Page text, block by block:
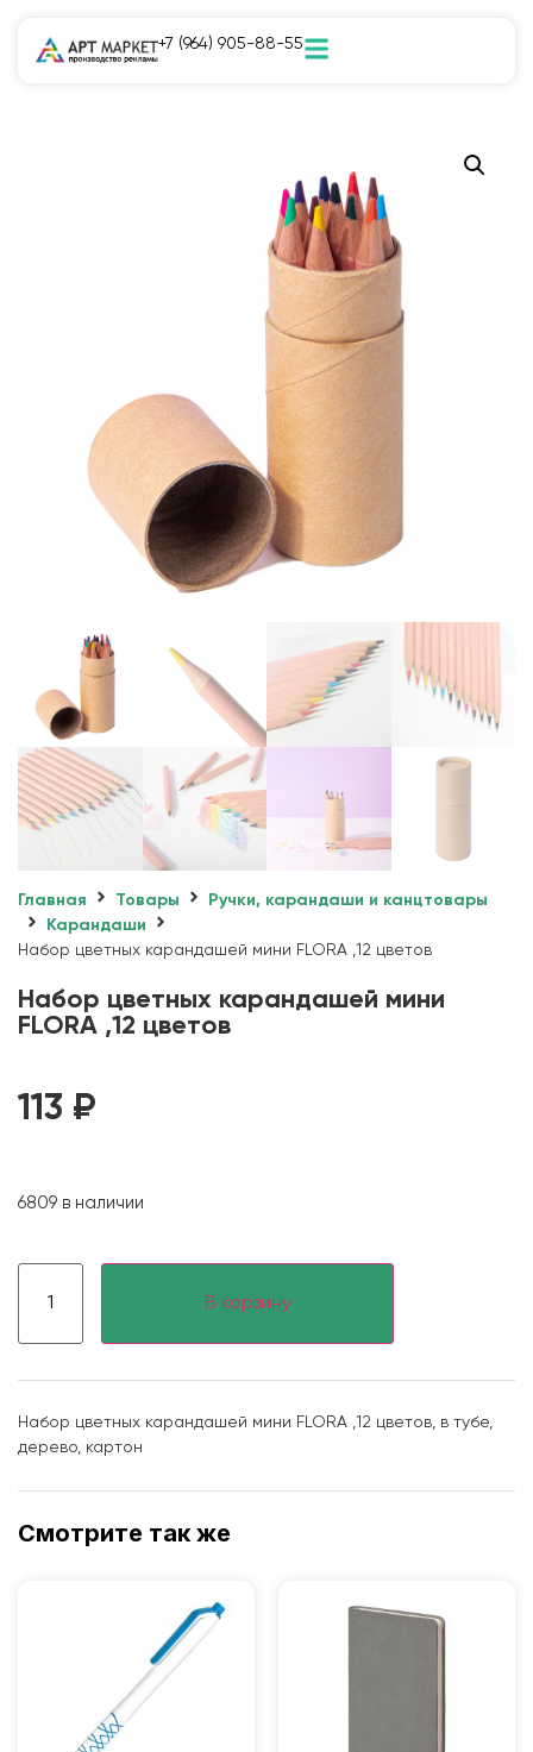
+7 (964) 905-88-55
Главная Товары
Ручки, карандаши и канцтовары
Карандаши
Набор цветных карандашей мини FLORA ,12 цветов
Набор цветных карандашей мини
FLORA ,12 цветов
113 ₽
6809 в наличии
В корзину
Набор цветных карандашей мини FLORA ,12 цветов, в тубе,
дерево, картон
Смотрите так же